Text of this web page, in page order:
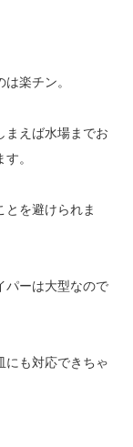
楽チン。
まえば水場までお
。
とを避けられま
パーは大型なので
にも対応できちゃ